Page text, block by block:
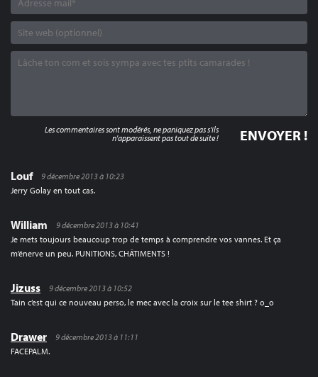
Louf
9 décembre 2013 à 10:23
Jerry Golay en tout cas.
William
9 décembre 2013 à 10:41
Je mets toujours beaucoup trop de temps à comprendre vos vannes. Et ça
m’énerve un peu. PUNITIONS, CHÂTIMENTS !
Jizuss
9 décembre 2013 à 10:52
Tain c’est qui ce nouveau perso, le mec avec la croix sur le tee shirt ? o_o
Drawer
9 décembre 2013 à 11:11
FACEPALM.
Les commentaires sont modérés, ne paniquez pas s'ils
n'apparaissent pas tout de suite !